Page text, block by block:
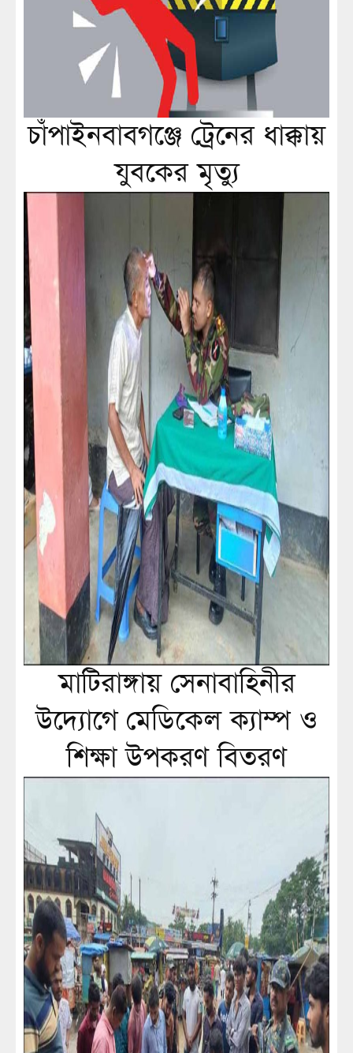
চাঁপাইনবাবগঞ্জে ট্রেনের ধাক্কায়
যুবকের মৃত্যু
মাটিরাঙ্গায় সেনাবাহিনীর
উদ্যোগে মেডিকেল ক্যাম্প ও
শিক্ষা উপকরণ বিতরণ